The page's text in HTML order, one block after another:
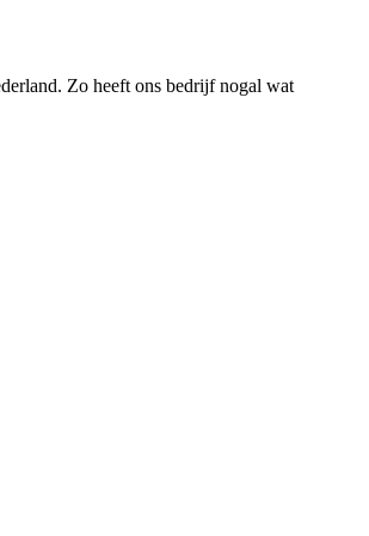
Zo heeft ons bedrijf nogal wat